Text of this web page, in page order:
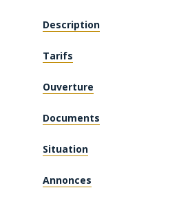
Description
Tarifs
Ouverture
Documents
Situation
Annonces